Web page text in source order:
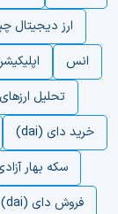
ارز دیجیتال
انس
تحلیل
خرید دای (dai)
سکه بهار
فروش دای (dai)